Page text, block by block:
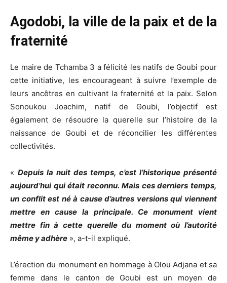
Agodobi, la ville de la paix et de la
fraternité
Le maire de Tchamba 3 a félicité les natifs de Goubi pour
cette initiative, les encourageant à suivre l’exemple de
leurs ancêtres en cultivant la fraternité et la paix. Selon
Sonoukou Joachim, natif de Goubi, l’objectif est
également de résoudre la querelle sur l’histoire de la
naissance de Goubi et de réconcilier les différentes
collectivités.
« Depuis la nuit des temps, c’est l’historique présenté
aujourd’hui qui était reconnu. Mais ces derniers temps,
un conflit est né à cause d’autres versions qui viennent
mettre en cause la principale. Ce monument vient
mettre fin à cette querelle du moment où l’autorité
même y adhère », a-t-il expliqué.
L’érection du monument en hommage à Olou Adjana et sa
femme dans le canton de Goubi est un moyen de